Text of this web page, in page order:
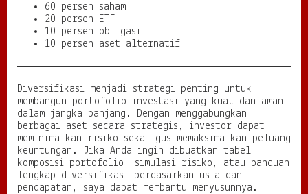
60 persen saham
20 persen ETF
10 persen obligasi
10 persen aset alternatif
Diversifikasi menjadi strategi penting untuk
membangun portofolio investasi yang kuat dan aman
dalam jangka panjang. Dengan menggabungkan
berbagai aset secara strategis, investor dapat
meminimalkan risiko sekaligus memaksimalkan peluang
keuntungan. Jika Anda ingin dibuatkan tabel
komposisi portofolio, simulasi risiko, atau panduan
lengkap diversifikasi berdasarkan usia dan
pendapatan, saya dapat membantu menyusunnya.